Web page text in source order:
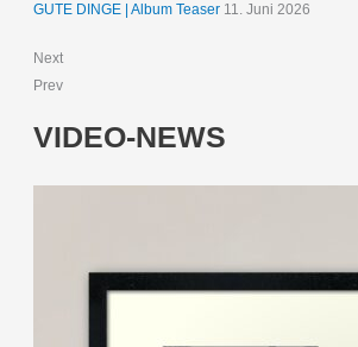
GUTE DINGE | Album Teaser 11. Juni 2026
Next
Prev
VIDEO-NEWS